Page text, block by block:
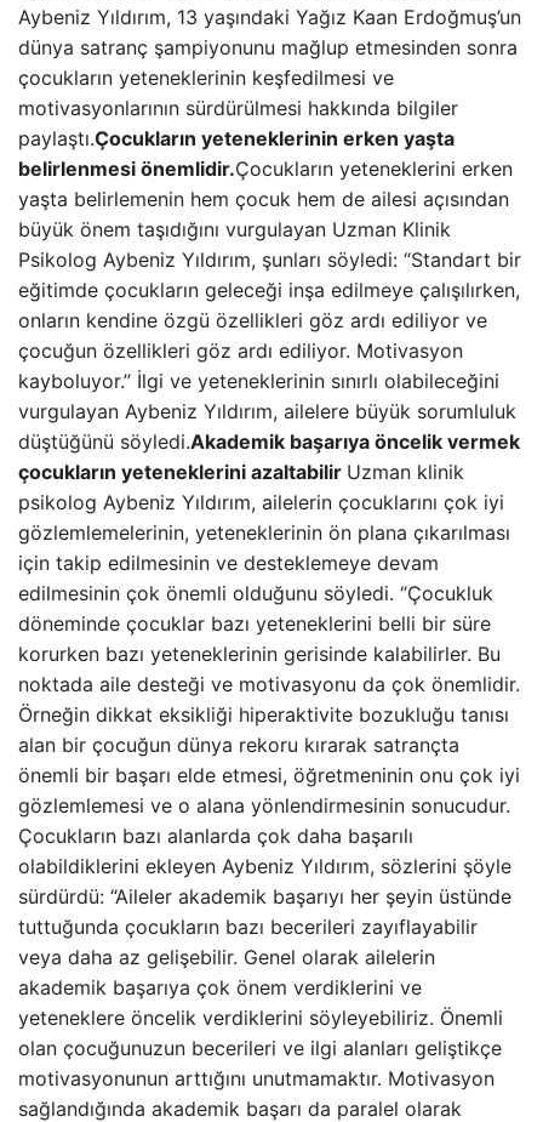
Aybeniz Yıldırım, 13 yaşındaki Yağız Kaan Erdoğmuş’un
dünya satranç şampiyonunu mağlup etmesinden sonra
çocukların yeteneklerinin keşfedilmesi ve
motivasyonlarının sürdürülmesi hakkında bilgiler
paylaştı.Çocukların yeteneklerinin erken yaşta
belirlenmesi önemlidir.Çocukların yeteneklerini erken
yaşta belirlemenin hem çocuk hem de ailesi açısından
büyük önem taşıdığını vurgulayan Uzman Klinik
Psikolog Aybeniz Yıldırım, şunları söyledi: “Standart bir
eğitimde çocukların geleceği inşa edilmeye çalışılırken,
onların kendine özgü özellikleri göz ardı ediliyor ve
çocuğun özellikleri göz ardı ediliyor. Motivasyon
kayboluyor.” İlgi ve yeteneklerinin sınırlı olabileceğini
vurgulayan Aybeniz Yıldırım, ailelere büyük sorumluluk
düştüğünü söyledi.Akademik başarıya öncelik vermek
çocukların yeteneklerini azaltabilir Uzman klinik
psikolog Aybeniz Yıldırım, ailelerin çocuklarını çok iyi
gözlemlemelerinin, yeteneklerinin ön plana çıkarılması
için takip edilmesinin ve desteklemeye devam
edilmesinin çok önemli olduğunu söyledi. “Çocukluk
döneminde çocuklar bazı yeteneklerini belli bir süre
korurken bazı yeteneklerinin gerisinde kalabilirler. Bu
noktada aile desteği ve motivasyonu da çok önemlidir.
Örneğin dikkat eksikliği hiperaktivite bozukluğu tanısı
alan bir çocuğun dünya rekoru kırarak satrançta
önemli bir başarı elde etmesi, öğretmeninin onu çok iyi
gözlemlemesi ve o alana yönlendirmesinin sonucudur.
Çocukların bazı alanlarda çok daha başarılı
olabildiklerini ekleyen Aybeniz Yıldırım, sözlerini şöyle
sürdürdü: “Aileler akademik başarıyı her şeyin üstünde
tuttuğunda çocukların bazı becerileri zayıflayabilir
veya daha az gelişebilir. Genel olarak ailelerin
akademik başarıya çok önem verdiklerini ve
yeteneklere öncelik verdiklerini söyleyebiliriz. Önemli
olan çocuğunuzun becerileri ve ilgi alanları geliştikçe
motivasyonunun arttığını unutmamaktır. Motivasyon
sağlandığında akademik başarı da paralel olarak